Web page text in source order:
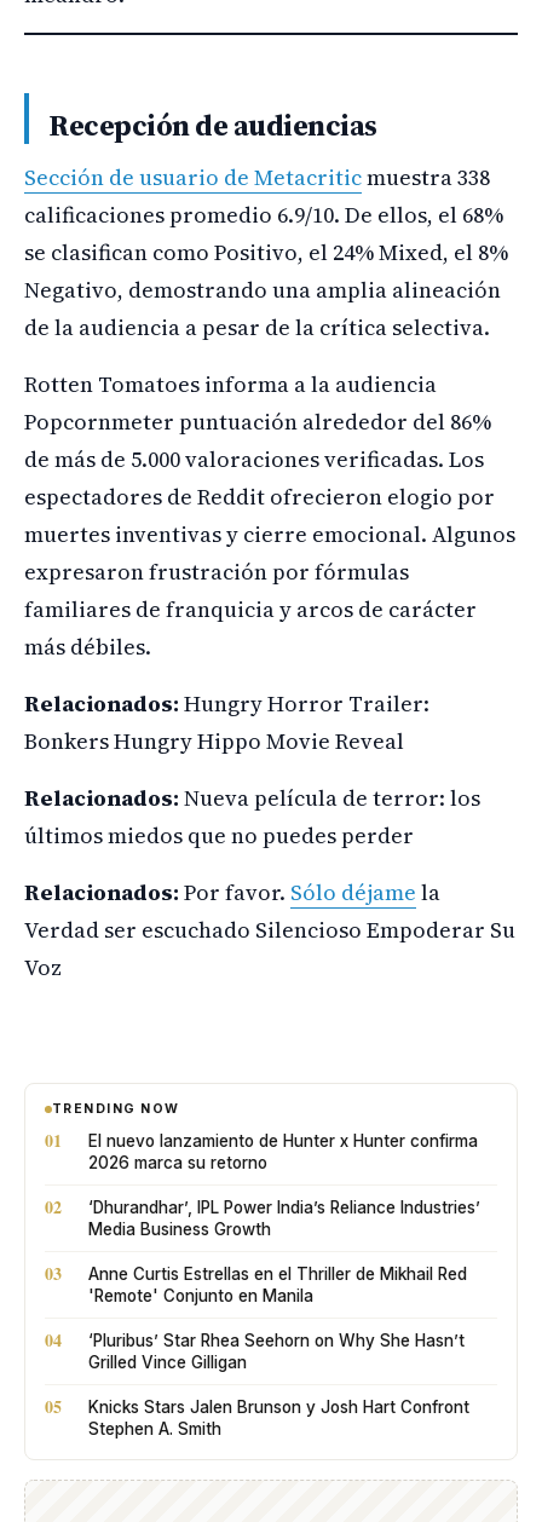
Recepción de audiencias
Sección de usuario de Metacriticmuestra 338
calificaciones promedio 6.9/10. De ellos, el 68%
se clasifican como Positivo, el 24% Mixed, el 8%
Negativo, demostrando una amplia alineación
de la audiencia a pesar de la crítica selectiva.
Rotten Tomatoes informa a la audiencia
Popcornmeter puntuación alrededor del 86%
de más de 5.000 valoraciones verificadas. Los
espectadores de Reddit ofrecieron elogio por
muertes inventivas y cierre emocional. Algunos
expresaron frustración por fórmulas
familiares de franquicia y arcos de carácter
más débiles.
Relacionados: Hungry Horror Trailer:
Bonkers Hungry Hippo Movie Reveal
Relacionados: Nueva película de terror: los
últimos miedos que no puedes perder
Relacionados: Por favor. Sólo déjame la
Verdad ser escuchado Silencioso Empoderar Su
Voz
TRENDING NOW
01
El nuevo lanzamiento de Hunter x Hunter confirma
2026 marca su retorno
02
‘Dhurandhar’, IPL Power India’s Reliance Industries’
Media Business Growth
03
Anne Curtis Estrellas en el Thriller de Mikhail Red
'Remote' Conjunto en Manila
04
‘Pluribus’ Star Rhea Seehorn on Why She Hasn’t
Grilled Vince Gilligan
05
Knicks Stars Jalen Brunson y Josh Hart Confront
Stephen A. Smith